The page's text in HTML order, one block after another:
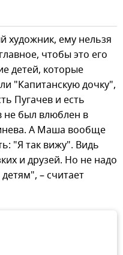
художник, ему нельзя
чтобы это его
детей, которые
"Капитанскую дочку",
Пугачев и есть
не был влюблен в
А Маша вообще
"Я так вижу". Видь
и друзей. Но не надо
– считает